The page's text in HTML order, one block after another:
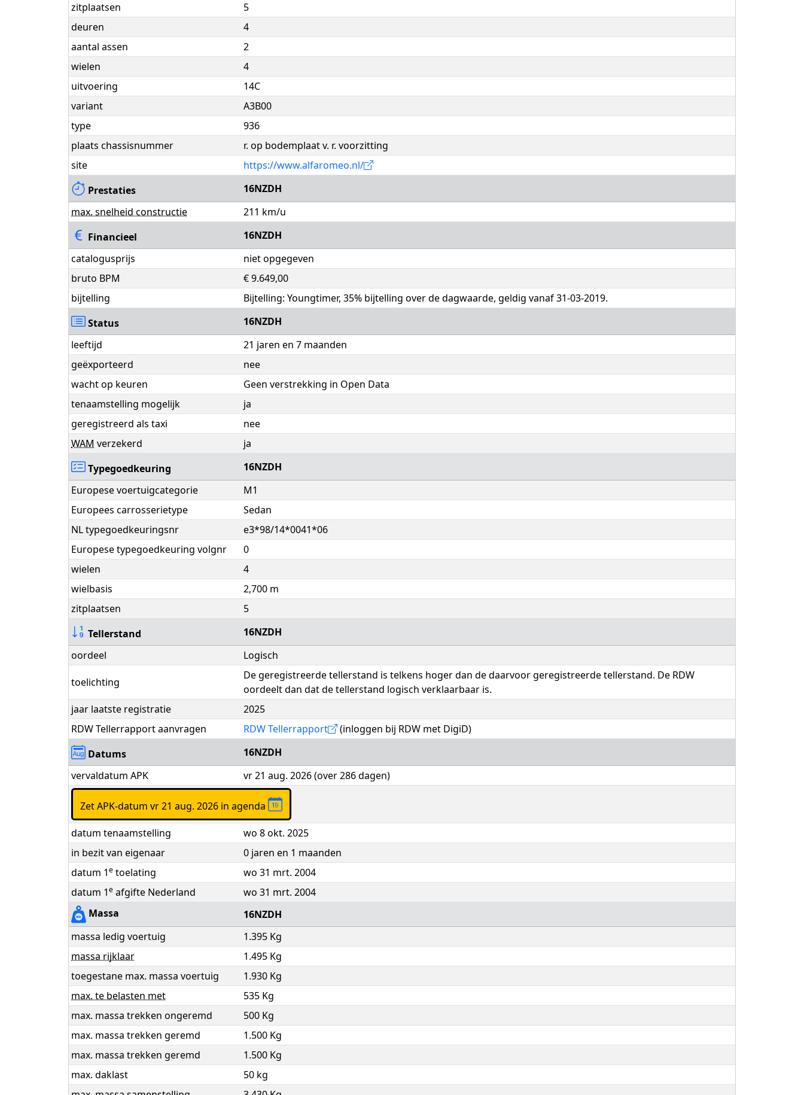
zitplaatsen
5
deuren
4
aantal assen
2
wielen
4
uitvoering
14C
variant
A3B00
type
936
plaats chassisnummer
r. op bodemplaat v. r. voorzitting
site
https://www.alfaromeo.nl/
Prestaties
16NZDH
max. snelheid constructie
211 km/u
Financieel
16NZDH
catalogusprijs
niet opgegeven
bruto BPM
€ 9.649,00
bijtelling
Bijtelling: Youngtimer, 35% bijtelling over de dagwaarde, geldig vanaf 31-03-2019.
Status
16NZDH
leeftijd
21 jaren en 7 maanden
geëxporteerd
nee
wacht op keuren
Geen verstrekking in Open Data
tenaamstelling mogelijk
ja
geregistreerd als taxi
nee
WAM verzekerd
ja
Typegoedkeuring
16NZDH
Europese voertuigcategorie
M1
Europees carrosserietype
Sedan
NL typegoedkeuringsnr
e3*98/14*0041*06
Europese typegoedkeuring volgnr
0
wielen
4
wielbasis
2,700 m
zitplaatsen
5
Tellerstand
16NZDH
oordeel
Logisch
toelichting
De geregistreerde tellerstand is telkens hoger dan de daarvoor geregistreerde tellerstand. De RDW
oordeelt dan dat de tellerstand logisch verklaarbaar is.
jaar laatste registratie
2025
RDW Tellerrapport aanvragen
RDW Tellerrapport
(inloggen bij RDW met DigiD)
Datums
16NZDH
vervaldatum APK
vr 21 aug. 2026 (over 286 dagen)
Zet APK-datum vr 21 aug. 2026 in agenda
datum tenaamstelling
wo 8 okt. 2025
in bezit van eigenaar
0 jaren en 1 maanden
datum 1e toelating
wo 31 mrt. 2004
datum 1e afgifte Nederland
wo 31 mrt. 2004
Massa
16NZDH
massa ledig voertuig
1.395 Kg
massa rijklaar
1.495 Kg
toegestane max. massa voertuig
1.930 Kg
max. te belasten met
535 Kg
max. massa trekken ongeremd
500 Kg
max. massa trekken geremd
1.500 Kg
max. massa trekken geremd
1.500 Kg
max. daklast
50 kg